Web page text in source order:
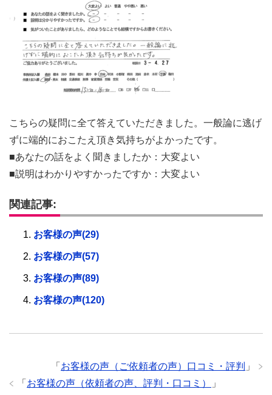
こちらの疑問に全て答えていただきました。一般論に逃げ
ずに端的におこたえ頂き気持ちがよかったです。
■あなたの話をよく聞きましたか：大変よい
■説明はわかりやすかったですか：大変よい
関連記事:
お客様の声(29)
お客様の声(57)
お客様の声(89)
お客様の声(120)
「 お客様の声（ご依頼者の声）口コミ・評判 」
「 お客様の声（依頼者の声、評判・口コミ） 」